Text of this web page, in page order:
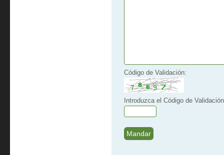
Código de Validación:
Introduzca el Código de